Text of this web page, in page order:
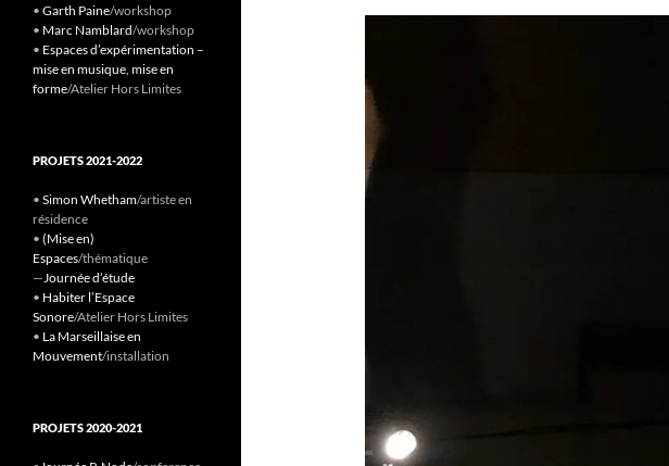
• Garth Paine/workshop
• Marc Namblard/workshop
• Espaces d’expérimentation –
mise en musique, mise en
forme/Atelier Hors Limites
PROJETS 2021-2022
• Simon Whetham/artiste en
résidence
• (Mise en)
Espaces/thématique
—Journée d’étude
• Habiter l’Espace
Sonore/Atelier Hors Limites
• La Marseillaise en
Mouvement/installation
PROJETS 2020-2021